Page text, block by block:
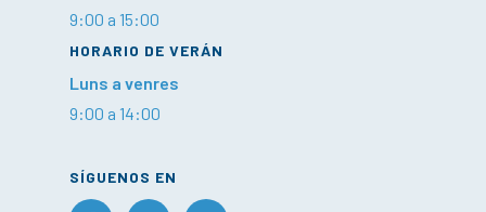
9:00 a 15:00
HORARIO DE VERÁN
Luns a venres
9:00 a 14:00
SÍGUENOS EN